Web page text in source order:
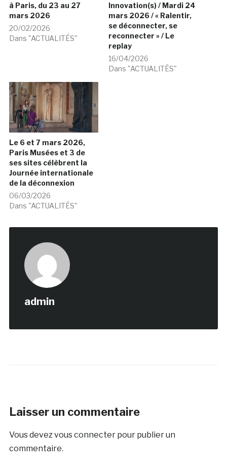
à Paris, du 23 au 27
mars 2026
20/02/2026
Dans "ACTUALITÉS"
Innovation(s) / Mardi 24
mars 2026 / « Ralentir,
se déconnecter, se
reconnecter » / Le
replay
16/04/2026
Dans "ACTUALITÉS"
Le 6 et 7 mars 2026,
Paris Musées et 3 de
ses sites célèbrent la
Journée internationale
de la déconnexion
06/03/2026
Dans "ACTUALITÉS"
admin
Laisser un commentaire
Vous devezvous connecterpour publier un
commentaire.